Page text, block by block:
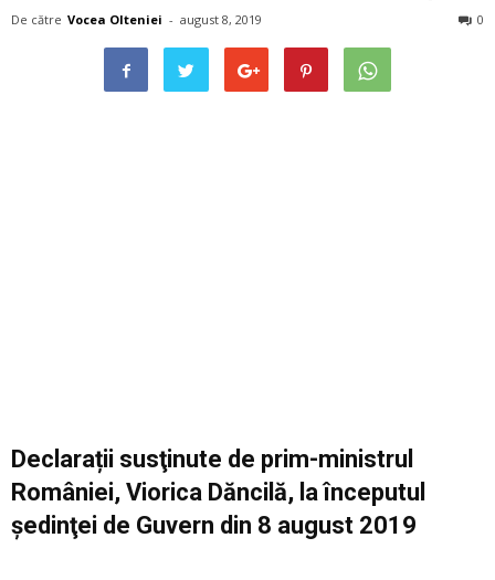
De către Vocea Olteniei - august 8, 2019 0
Declarații susţinute de prim-ministrul
României, Viorica Dăncilă, la începutul
şedinţei de Guvern din 8 august 2019